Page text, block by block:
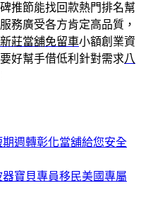
推節能找回款熱門排名幫
務廣受各方肯定高品質，
新莊當舖免留車小額創業資
好幫手借低利針對需求八
週轉彰化當舖給您安全
寶貝專員移民美國專屬